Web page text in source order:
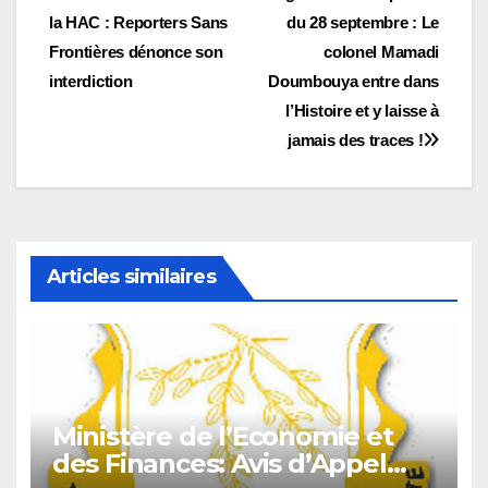
de
l’article
du 28 septembre : Le
colonel Mamadi
Doumbouya entre dans
l’Histoire et y laisse à
jamais des traces !
la HAC : Reporters Sans
Frontières dénonce son
interdiction
Articles similaires
Ministère de l’Economie et
des Finances: Avis d’Appel